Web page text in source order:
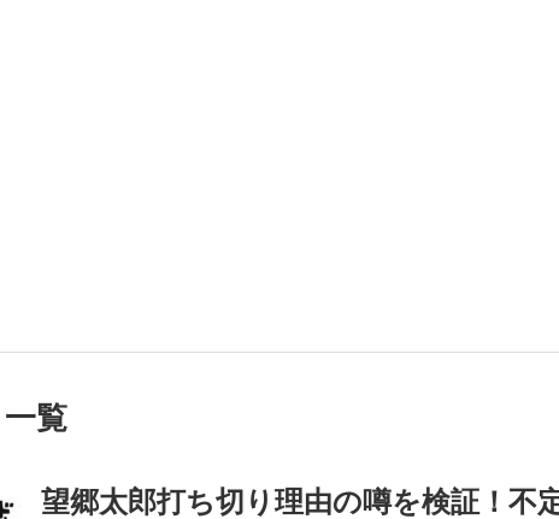
一覧
望郷太郎打ち切り理由の噂を検証！不